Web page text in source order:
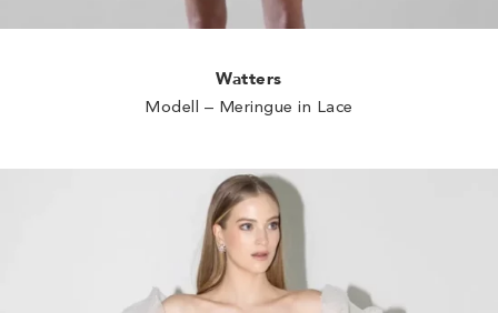
Watters
Modell – Meringue in Lace